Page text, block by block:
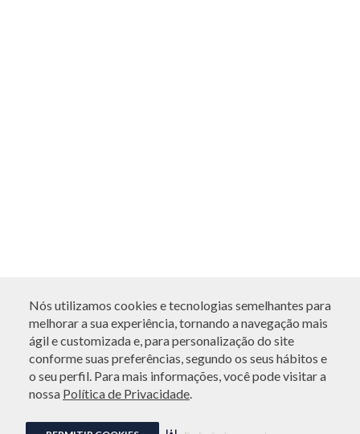
Nós utilizamos cookies e tecnologias semelhantes para
melhorar a sua experiência, tornando a navegação mais
ágil e customizada e, para personalização do site
conforme suas preferências, segundo os seus hábitos e
o seu perfil. Para mais informações, você pode visitar a
nossa Política de Privacidade.